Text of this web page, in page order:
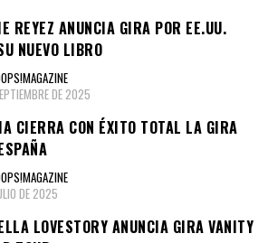
REYEZ ANUNCIA GIRA POR EE.UU.
NUEVO LIBRO
DE 2025
CIERRA CON ÉXITO TOTAL LA GIRA
DE 2025
LOVESTORY ANUNCIA GIRA VANITY